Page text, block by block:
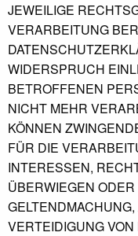
JEWEILIGE
VERARBEITUNG
WIDERSPRUCH
BETROFFENEN
NICHT MEHR
KÖNNEN
FÜR DIE
INTERESSEN,
ÜBERWIEGEN
VERTEIDIGUNG